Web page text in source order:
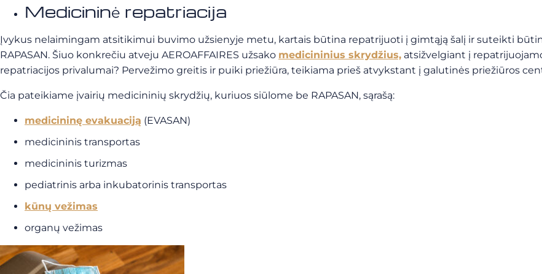
Medicininė repatriacija
Įvykus nelaimingam atsitikimui buvimo užsienyje metu, kartais būtina repatrijuoti į gimtąją šalį ir suteikti
RAPASAN. Šiuo konkrečiu atveju AEROAFFAIRES užsako medicininius skrydžius, atsižvelgiant į
repatriacijos privalumai? Pervežimo greitis ir puiki priežiūra, teikiama prieš atvykstant į galutinės priežiūros
Čia pateikiame įvairių medicininių skrydžių, kuriuos siūlome be RAPASAN, sąrašą:
medicininę evakuaciją (EVASAN)
medicininis transportas
medicininis turizmas
pediatrinis arba inkubatorinis transportas
kūnų vežimas
organų vežimas